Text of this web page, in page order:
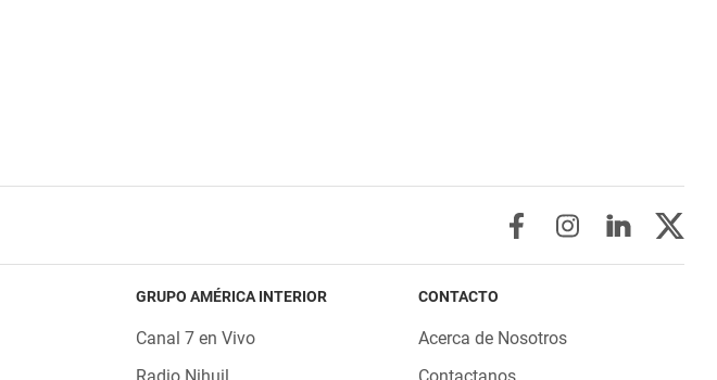
GRUPO AMÉRICA INTERIOR
Canal 7 en Vivo
CONTACTO
Acerca de Nosotros